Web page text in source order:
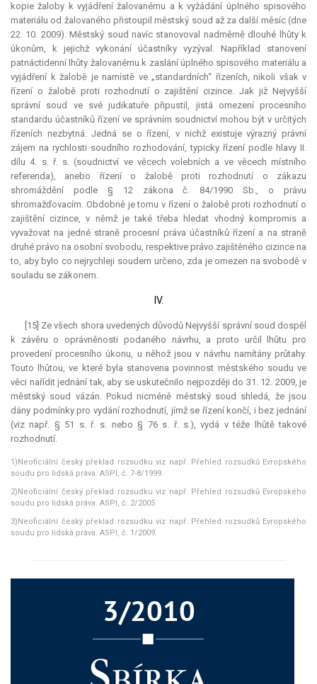
kopie žaloby k vyjádření žalovanému a k vyžádání úplného spisového
materiálu od žalovaného přistoupil městský soud až za další měsíc (dne
22. 10. 2009). Městský soud navíc stanovoval nadměrně dlouhé lhůty k
úkonům, k jejichž vykonání účastníky vyzýval. Například stanovení
patnáctidenní lhůty žalovanému k zaslání úplného spisového materiálu a
vyjádření k žalobě je namístě ve „standardních“ řízeních, nikoli však v
řízení o žalobě proti rozhodnutí o zajištění cizince. Jak již Nejvyšší
správní soud ve své judikatuře připustil, jistá omezení procesního
standardu účastníků řízení ve správním soudnictví mohou být v určitých
řízeních nezbytná. Jedná se o řízení, v nichž existuje výrazný právní
zájem na rychlosti soudního rozhodování, typicky řízení podle hlavy II.
dílu 4. s. ř. s. (soudnictví ve věcech volebních a ve věcech místního
referenda), anebo řízení o žalobě proti rozhodnutí o zákazu
shromáždění podle § 12 zákona č. 84/1990 Sb., o právu
shromažďovacím. Obdobně je tomu v řízení o žalobě proti rozhodnutí o
zajištění cizince, v němž je také třeba hledat vhodný kompromis a
vyvažovat na jedné straně procesní práva účastníků řízení a na straně
druhé právo na osobní svobodu, respektive právo zajištěného cizince na
to, aby bylo co nejrychleji soudem určeno, zda je omezen na svobodě v
souladu se zákonem.
IV.
[15] Ze všech shora uvedených důvodů Nejvyšší správní soud dospěl
k závěru o oprávněnosti podaného návrhu, a proto určil lhůtu pro
provedení procesního úkonu, u něhož jsou v návrhu namítány průtahy.
Touto lhůtou, ve které byla stanovena povinnost městského soudu ve
věci nařídit jednání tak, aby se uskutečnilo nejpozději do 31. 12. 2009, je
městský soud vázán. Pokud nicméně městský soud shledá, že jsou
dány podmínky pro vydání rozhodnutí, jímž se řízení končí, i bez jednání
(viz např. § 51 s. ř. s. nebo § 76 s. ř. s.), vydá v téže lhůtě takové
rozhodnutí.
1)Neoficiální český překlad rozsudku viz např. Přehled rozsudků Evropského
soudu pro lidská práva. ASPI, č. 7-8/1999.
2)Neoficiální český překlad rozsudku viz např. Přehled rozsudků Evropského
soudu pro lidská práva. ASPI, č. 2/2005
3)Neoficiální český překlad rozsudku viz např. Přehled rozsudků Evropského
soudu pro lidská práva. ASPI, č. 1/2009.